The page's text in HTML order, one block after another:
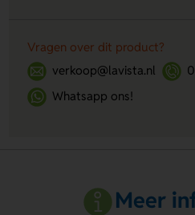
Vragen over dit product?
verkoop@lavista.nl
Whatsapp ons!
Meer